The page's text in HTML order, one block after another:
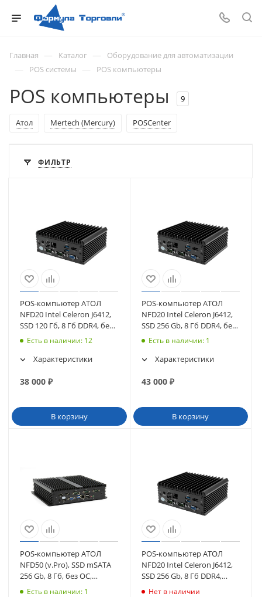
Главная — Каталог — Оборудование для автоматизации
— POS системы — POS компьютеры
POS компьютеры 9
Атол Mertech (Mercury) POSCenter
ФИЛЬТР
POS-компьютер АТОЛ
NFD20 Intel Celeron J6412,
SSD 120 Гб, 8 Гб DDR4, без
ОС (черный) (61373)
Есть в наличии: 12
Характеристики
38 000 ₽
В корзину
POS-компьютер АТОЛ
NFD20 Intel Celeron J6412,
SSD 256 Gb, 8 Гб DDR4, без
ОС (черный) (62522)
Есть в наличии: 1
Характеристики
43 000₽
В корзину
POS-компьютер АТОЛ
NFD50 (v.Pro), SSD mSATA
256 Gb, 8 Гб, без ОС,
черный (60371)
Есть в наличии: 1
POS-компьютер АТОЛ
NFD20 Intel Celeron J6412,
SSD 256 Gb, 8 Гб DDR4,
Windows 10 IoT (черный)
Нет в наличии